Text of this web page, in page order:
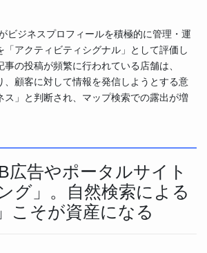
ビジネスプロフィールを積極的に管理・運
「アクティビティシグナル」として評価し
事の投稿が頻繁に行われている店舗は、
、顧客に対して情報を発信しようとする意
ス」と判断され、マップ検索での露出が増
広告やポータルサイト
グ」。自然検索による
こそが資産になる